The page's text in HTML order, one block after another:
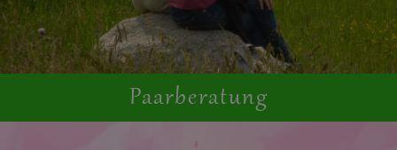
Paarberatung